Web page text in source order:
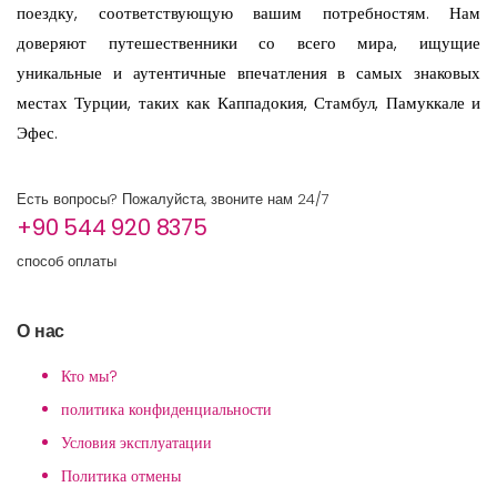
поездку, соответствующую вашим потребностям. Нам
доверяют путешественники со всего мира, ищущие
уникальные и аутентичные впечатления в самых знаковых
местах Турции, таких как Каппадокия, Стамбул, Памуккале и
Эфес.
Есть вопросы? Пожалуйста, звоните нам 24/7
+90 544 920 8375
способ оплаты
О нас
Кто мы?
политика конфиденциальности
Условия эксплуатации
Политика отмены